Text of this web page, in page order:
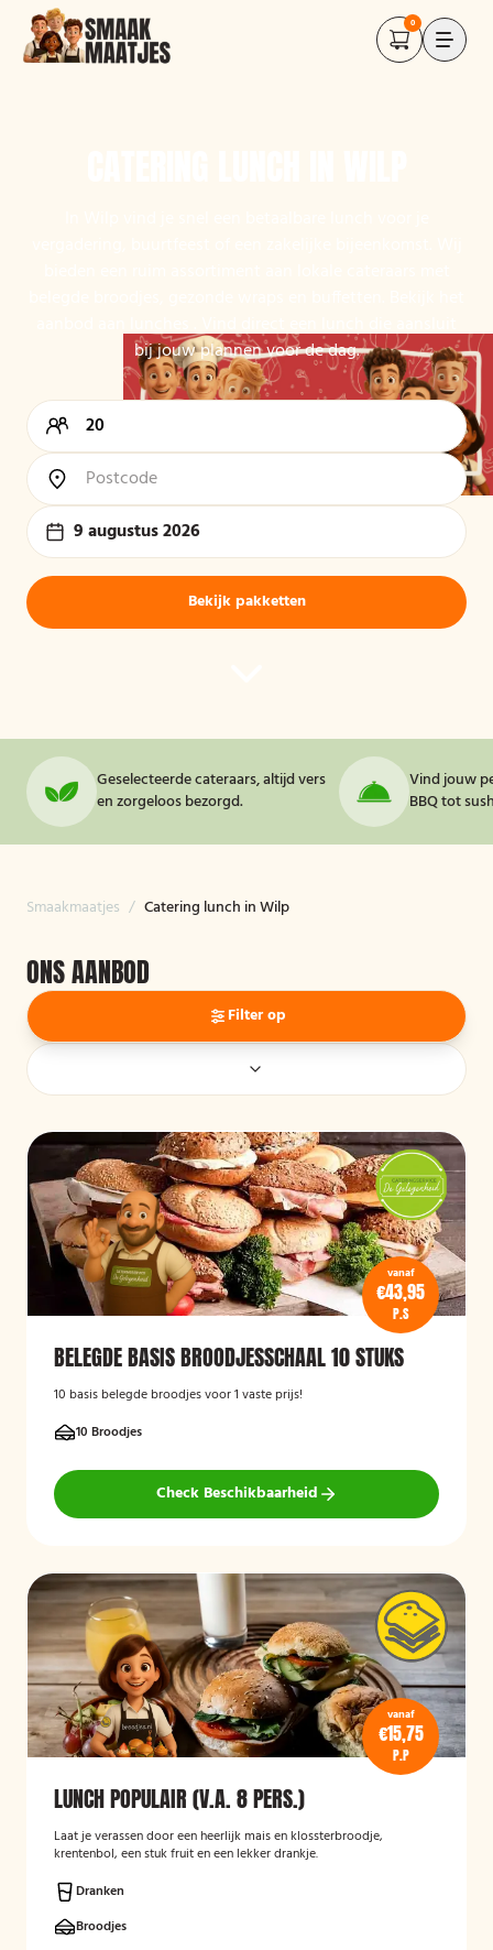
0
bij jouw plannen voor de dag.
9 augustus 2026
Bekijk pakketten
Geselecteerde cateraars, altijd vers
en zorgeloos bezorgd.
Vind jouw
BBQ tot
Smaakmaatjes / Catering lunch in Wilp
ONS AANBOD
Filter op
vanaf
€43,95
P.S
BELEGDE BASIS BROODJESSCHAAL 10 STUKS
10 basis belegde broodjes voor 1 vaste prijs!
10 Broodjes
Check Beschikbaarheid
vanaf
€15,75
P.P
LUNCH POPULAIR (V.A. 8 PERS.)
Laat je verassen door een heerlijk mais en klossterbroodje,
krentenbol, een stuk fruit en een lekker drankje.
Dranken
Broodjes